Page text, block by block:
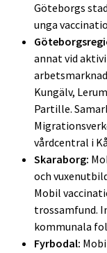
Göteborgs
unga
annat vid
Kungälv,
Partille.
vårdcentral i
Skaraborg:
och
Mobil
trossamfund.
kommunala
Fyrbodal: